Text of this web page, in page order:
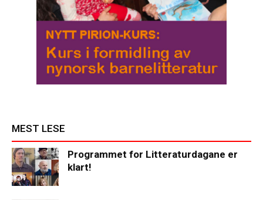
MEST LESE
Programmet for Litteraturdagane er
klart!